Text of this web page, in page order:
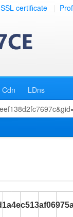
SSL certificate
Cdn
LDns